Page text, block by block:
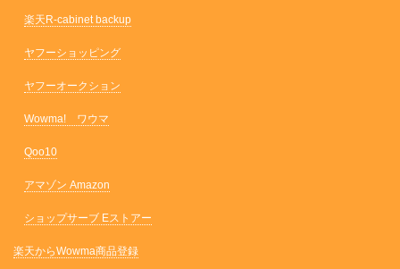
楽天R-cabinet backup
ヤフーショッピング
ヤフーオークション
Wowma! ワウマ
Qoo10
アマゾン Amazon
ショップサーブ Eストアー
楽天からWowma商品登録